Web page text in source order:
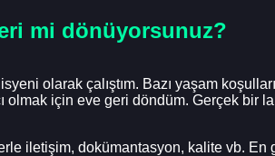
mi dönüyorsunuz?
olarak çalıştım. Bazı yaşam
için eve geri döndüm. Gerçek bir
iletişim, dokümantasyon, kalite vb. En